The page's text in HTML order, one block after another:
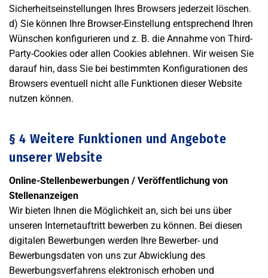
Sicherheitseinstellungen Ihres Browsers jederzeit löschen.
d) Sie können Ihre Browser-Einstellung entsprechend Ihren
Wünschen konfigurieren und z. B. die Annahme von Third-
Party-Cookies oder allen Cookies ablehnen. Wir weisen Sie
darauf hin, dass Sie bei bestimmten Konfigurationen des
Browsers eventuell nicht alle Funktionen dieser Website
nutzen können.
§ 4 Weitere Funktionen und Angebote
unserer Website
Online-Stellenbewerbungen / Veröffentlichung von
Stellenanzeigen
Wir bieten Ihnen die Möglichkeit an, sich bei uns über
unseren Internetauftritt bewerben zu können. Bei diesen
digitalen Bewerbungen werden Ihre Bewerber- und
Bewerbungsdaten von uns zur Abwicklung des
Bewerbungsverfahrens elektronisch erhoben und